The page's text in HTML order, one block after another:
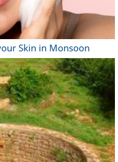
Skin in Monsoon